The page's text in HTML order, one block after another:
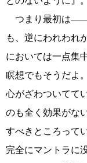
つまり最初は――
も、逆にわれわれ
においては一点集
瞑想でもそうだよ
心がざわついてて
のも全く効果がな
すべきところって
完全にマントラに